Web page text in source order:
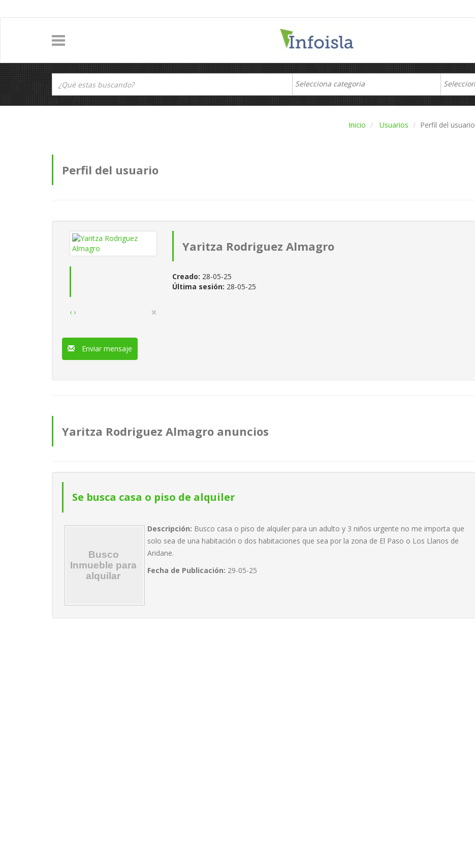
Inicio Usuarios Perfil del usuario
Perfil del usuario
‹ › ×
Yaritza Rodriguez Almagro
Creado: 28-05-25
Última sesión: 28-05-25
Enviar mensaje
Yaritza Rodriguez Almagro anuncios
Se busca casa o piso de alquiler
Descripción: Busco casa o piso de alquiler para un adulto y 3 niños urgente no me importa que
solo sea de una habitación o dos habitaciones que sea por la zona de El Paso o Los Llanos de
Aridane.
Fecha de Publicación: 29-05-25